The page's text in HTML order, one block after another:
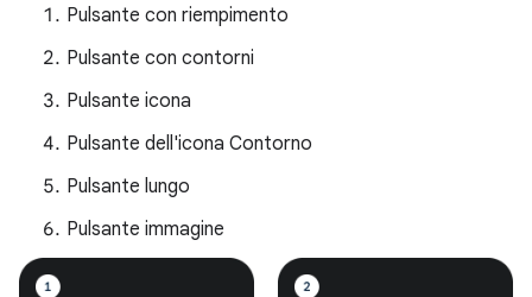
Pulsante con riempimento
Pulsante con contorni
Pulsante icona
Pulsante dell'icona Contorno
Pulsante lungo
Pulsante immagine